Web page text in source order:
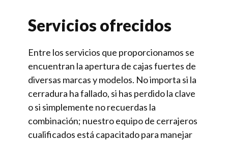
Servicios ofrecidos
Entre los servicios que proporcionamos se
encuentran la apertura de cajas fuertes de
diversas marcas y modelos. No importa si la
cerradura ha fallado, si has perdido la clave
o si simplemente no recuerdas la
combinación; nuestro equipo de cerrajeros
cualificados está capacitado para manejar